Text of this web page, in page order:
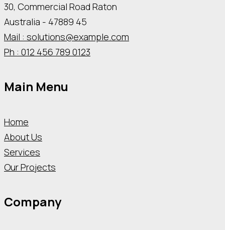
30, Commercial Road Raton
Australia - 47889 45
Mail : solutions@example.com
Ph : 012 456 789 0123
Main Menu
Home
About Us
Services
Our Projects
Company